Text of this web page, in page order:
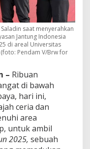
5
,
P
a
n
g
m
B
r
w
j
a
y
saat menyerahkan
Jantung Indonesia
di areal Universitas
Pendam V/Brw for
– Ribuan
di bawah
hari ini,
ceria dan
area
untuk ambil
2025, sebuah